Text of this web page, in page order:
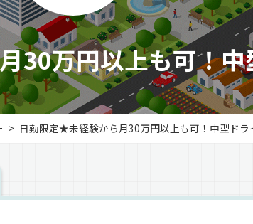
30万円以上も可！中
日勤限定★未経験から月30万円以上も可！中型ドラ